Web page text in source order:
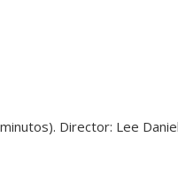
Director: Lee